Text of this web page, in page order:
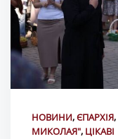
НОВИНИ,ЄПАРХІЯ,
МИКОЛАЯ", ЦІКАВІ